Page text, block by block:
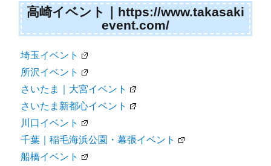
高崎イベント｜https://www.takasaki
event.com/
埼玉イベント
所沢イベント
さいたま｜大宮イベント
さいたま新都心イベント
川口イベント
千葉｜稲毛海浜公園・幕張イベント
船橋イベント